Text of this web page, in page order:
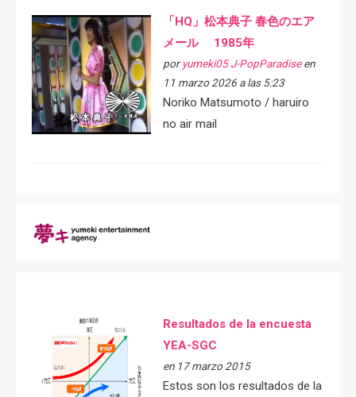
「HQ」松本典子 春色のエア
メール 1985年
por yumeki05 J-PopParadiseen
11 marzo 2026 a las 5:23
Noriko Matsumoto / haruiro
no air mail
Resultados de la encuesta
YEA-SGC
en 17 marzo 2015
Estos son los resultados de la